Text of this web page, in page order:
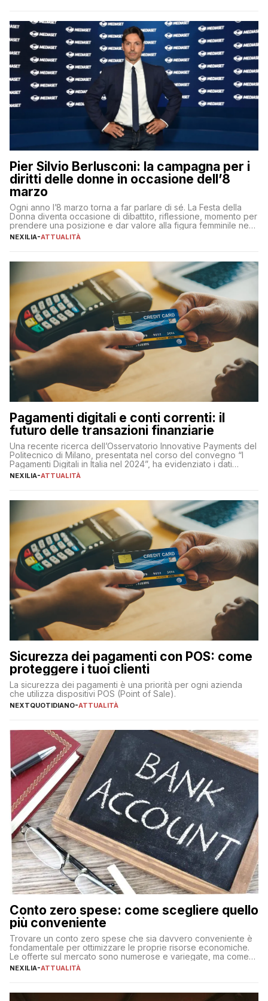
Pier Silvio Berlusconi: la campagna per i
diritti delle donne in occasione dell’8
marzo
Ogni anno l’8 marzo torna a far parlare di sé. La Festa della
Donna diventa occasione di dibattito, riflessione, momento per
prendere una posizione e dar valore alla figura femminile nella
sua complessità e crucialità. A lanciare un messaggio “forte e
NEXILIA-ATTUALITÀ
Pagamenti digitali e conti correnti: il
futuro delle transazioni finanziarie
Una recente ricerca dell’Osservatorio Innovative Payments del
Politecnico di Milano, presentata nel corso del convegno “I
Pagamenti Digitali in Italia nel 2024”, ha evidenziato i dati
definitivi del primo semestre 2024 relativamente alle
NEXILIA-ATTUALITÀ
Sicurezza dei pagamenti con POS: come
proteggere i tuoi clienti
La sicurezza dei pagamenti è una priorità per ogni azienda
che utilizza dispositivi POS (Point of Sale).
NEXTQUOTIDIANO-ATTUALITÀ
Conto zero spese: come scegliere quello
più conveniente
Trovare un conto zero spese che sia davvero conveniente è
fondamentale per ottimizzare le proprie risorse economiche.
Le offerte sul mercato sono numerose e variegate, ma come
individuare quella più adatta alle proprie esigenze senza
sul […]
NEXILIA-ATTUALITÀ